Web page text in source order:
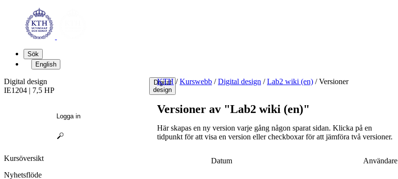
Sök
English
Digital
design
KTH / Kurswebb / Digital design / Lab2 wiki (en) /Versioner
Versioner av "Lab2 wiki (en)"
Här skapas en ny version varje gång någon sparat sidan. Klicka på en
tidpunkt för att visa en version eller checkboxar för att jämföra två versioner.
Datum Användare
Digital design
IE1204 | 7,5 HP
Logga in
Kursöversikt
Nyhetsflöde